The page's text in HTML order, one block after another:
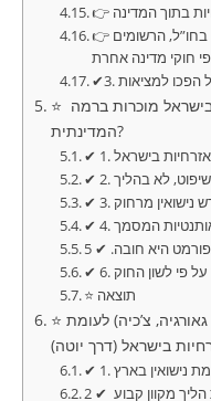
בתוך המדינה
👉 ישראל מחויבת להכיר בנישואין אזרחיים בחו”ל, הרשומים
חוקי מדינה אחרת
למציאות
⭐ מדוע חתונות אזרחיות מקוונות בישראל מוכרות ברמה
בישראל
לא בהליך
נישואין מרחוק
המסמך
פי לשון החוק
⭐ תוצאה
⭐ חתונות אזרחיות בחו”ל (קפריסין, גאורגיה, צ’כיה) לעומת
בישראל (דרך יוטה)
נישואין בארץ
מקוון קבוע ✔ 2